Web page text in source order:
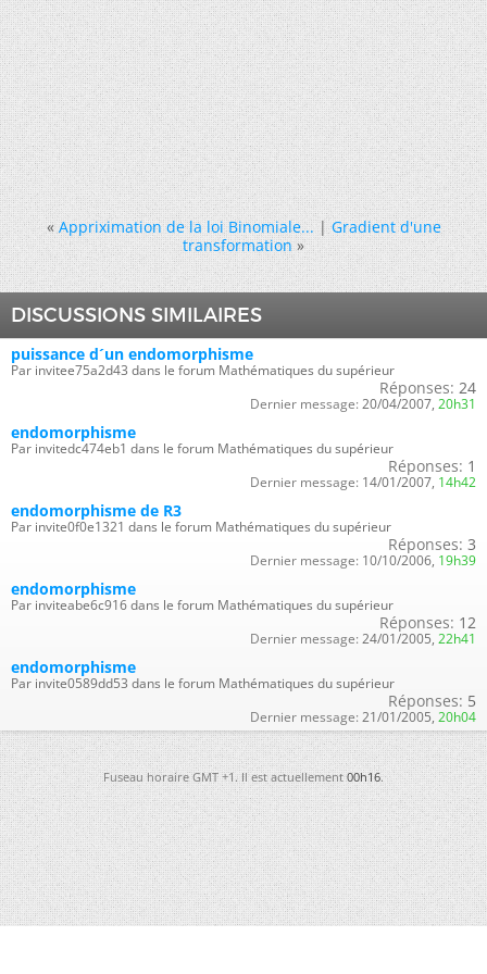
« Appriximation de la loi Binomiale...|Gradient d'une
transformation »
DISCUSSIONS SIMILAIRES
puissance d´un endomorphisme
Par invitee75a2d43 dans le forum Mathématiques du supérieur
Réponses: 24
Dernier message: 20/04/2007, 20h31
endomorphisme
Par invitedc474eb1 dans le forum Mathématiques du supérieur
Réponses: 1
Dernier message: 14/01/2007, 14h42
endomorphisme de R3
Par invite0f0e1321 dans le forum Mathématiques du supérieur
Réponses: 3
Dernier message: 10/10/2006, 19h39
endomorphisme
Par inviteabe6c916 dans le forum Mathématiques du supérieur
Réponses: 12
Dernier message: 24/01/2005, 22h41
endomorphisme
Par invite0589dd53 dans le forum Mathématiques du supérieur
Réponses: 5
Dernier message: 21/01/2005, 20h04
Fuseau horaire GMT +1. Il est actuellement00h16.